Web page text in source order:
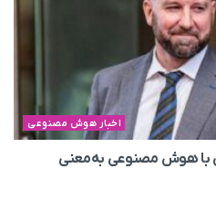
اخبار هوش مصنوعی
با هوش مصنوعی به‌معنی